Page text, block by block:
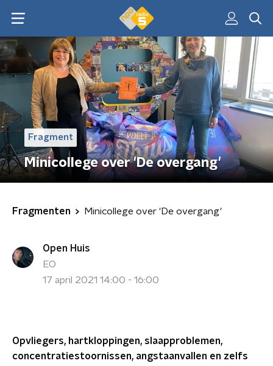
Fragment
Minicollege over 'De overgang'
Fragmenten Minicollege over 'De overgang'
Open Huis
EO
17 april 2021 14:00 - 16:00
Opvliegers, hartkloppingen, slaapproblemen,
concentratiestoornissen, angstaanvallen en zelfs